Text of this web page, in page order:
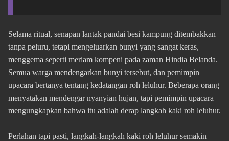
Selama ritual, senapan lantak pandai besi kampung ditembakkan
tanpa peluru, tetapi mengeluarkan bunyi yang sangat keras,
menggema seperti meriam kompeni pada zaman Hindia Belanda.
Semua warga mendengarkan bunyi tersebut, dan pemimpin
upacara bertanya tentang kedatangan roh leluhur. Beberapa orang
menyatakan mendengar nyanyian hujan, tapi pemimpin upacara
mengungkapkan bahwa itu adalah derap langkah kaki roh leluhur.
Perlahan tapi pasti, langkah-langkah kaki roh leluhur semakin